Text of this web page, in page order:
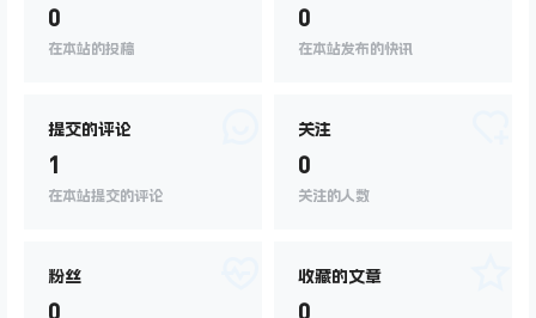
0
在本站的投稿
0
在本站发布的快讯
提交的评论
1
在本站提交的评论
关注
0
关注的人数
粉丝
0
收藏的文章
0